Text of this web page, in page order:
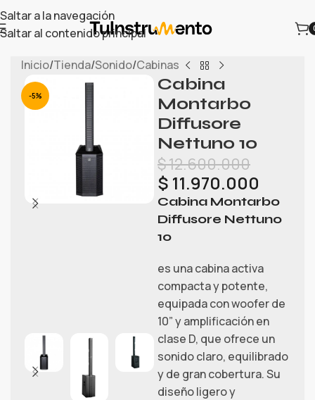
Saltar a la navegación
Saltar al contenido principal
Inicio/Tienda/Sonido/Cabinas
-5%
Cabina
Montarbo
Diffusore
Nettuno 10
$12.600.000
$ 11.970.000
Cabina Montarbo
Diffusore Nettuno
10
es una cabina activa
compacta y potente,
equipada con woofer de
10” y amplificación en
clase D, que ofrece un
sonido claro, equilibrado
y de gran cobertura. Su
diseño ligero y